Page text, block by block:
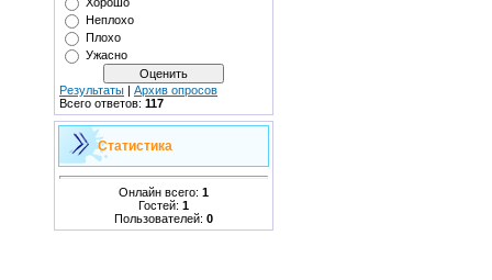
Неплохо
Плохо
Ужасно
Результаты | Архив опросов
Всего ответов: 117
Статистика
Онлайн всего: 1
Гостей: 1
Пользователей: 0